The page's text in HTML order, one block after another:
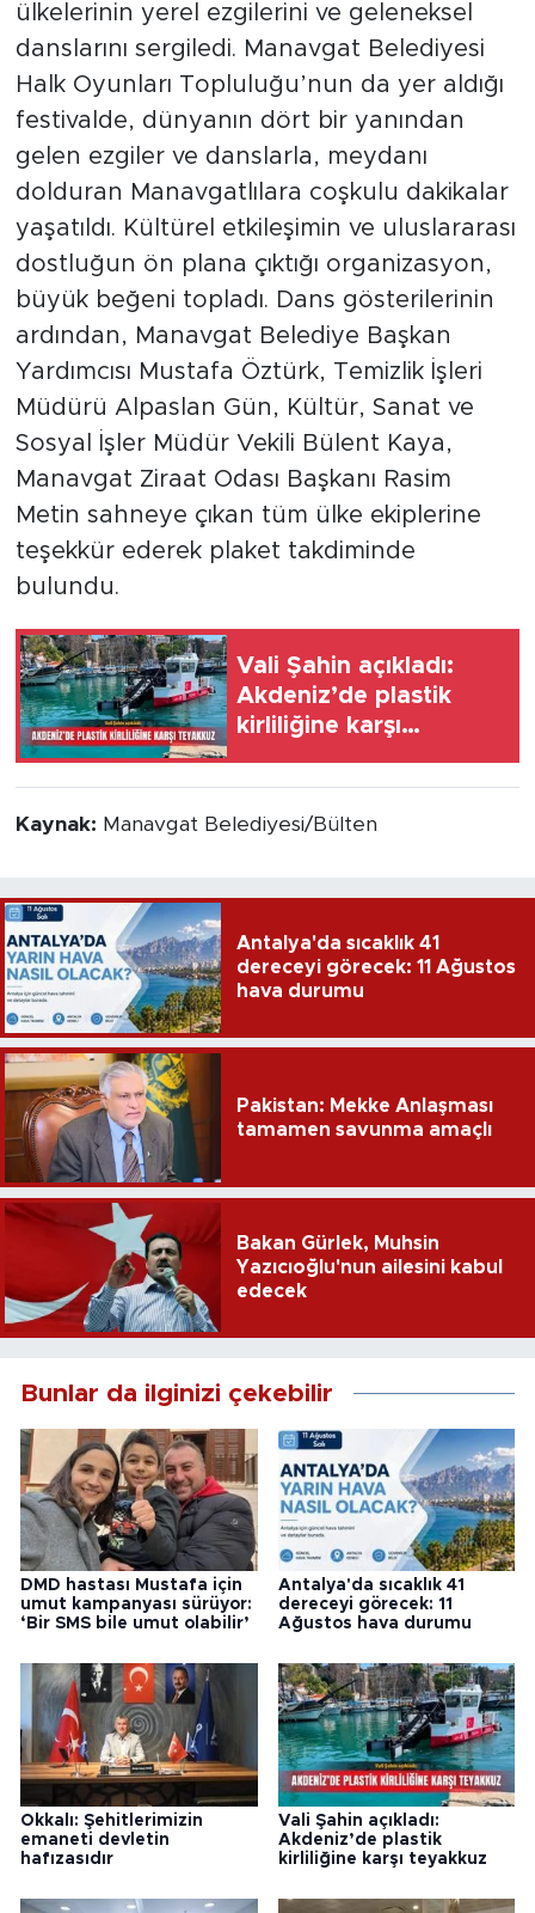
ülkelerinin yerel ezgilerini ve geleneksel
danslarını sergiledi. Manavgat Belediyesi
Halk Oyunları Topluluğu’nun da yer aldığı
festivalde, dünyanın dört bir yanından
gelen ezgiler ve danslarla, meydanı
dolduran Manavgatlılara coşkulu dakikalar
yaşatıldı. Kültürel etkileşimin ve uluslararası
dostluğun ön plana çıktığı organizasyon,
büyük beğeni topladı. Dans gösterilerinin
ardından, Manavgat Belediye Başkan
Yardımcısı Mustafa Öztürk, Temizlik İşleri
Müdürü Alpaslan Gün, Kültür, Sanat ve
Sosyal İşler Müdür Vekili Bülent Kaya,
Manavgat Ziraat Odası Başkanı Rasim
Metin sahneye çıkan tüm ülke ekiplerine
teşekkür ederek plaket takdiminde
bulundu.
Vali Şahin açıkladı:
Akdeniz’de plastik
kirliliğine karşı
Kaynak: Manavgat Belediyesi/Bülten
Antalya'da sıcaklık 41
dereceyi görecek: 11 Ağustos
hava durumu
Pakistan: Mekke Anlaşması
tamamen savunma amaçlı
Bakan Gürlek, Muhsin
Yazıcıoğlu'nun ailesini kabul
edecek
Bunlar da ilginizi çekebilir
DMD hastası Mustafa için
umut kampanyası sürüyor:
‘Bir SMS bile umut olabilir’
Antalya'da sıcaklık 41
dereceyi görecek: 11
Ağustos hava durumu
Okkalı: Şehitlerimizin
emaneti devletin
hafızasıdır
Vali Şahin açıkladı:
Akdeniz’de plastik
kirliliğine karşı teyakkuz